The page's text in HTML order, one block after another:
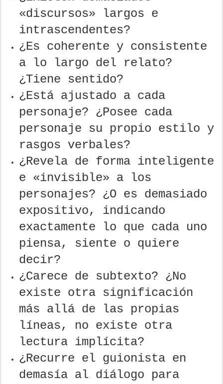
«discursos» largos e
intrascendentes?
¿Es coherente y consistente
a lo largo del relato?
¿Tiene sentido?
¿Está ajustado a cada
personaje? ¿Posee cada
personaje su propio estilo y
rasgos verbales?
¿Revela de forma inteligente
e «invisible» a los
personajes? ¿O es demasiado
expositivo, indicando
exactamente lo que cada uno
piensa, siente o quiere
decir?
¿Carece de subtexto? ¿No
existe otra significación
más allá de las propias
líneas, no existe otra
lectura implícita?
¿Recurre el guionista en
demasía al diálogo para